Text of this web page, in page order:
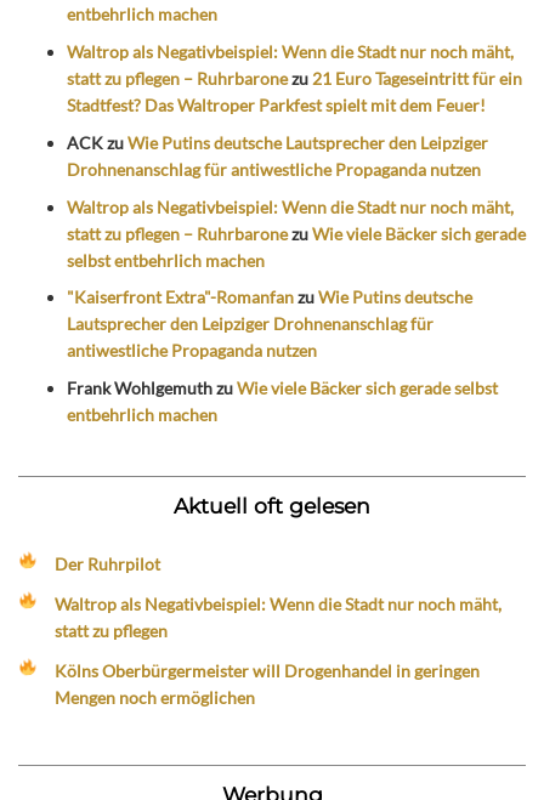
entbehrlich machen
Waltrop als Negativbeispiel: Wenn die Stadt nur noch mäht,
statt zu pflegen – Ruhrbaronezu 21 Euro Tageseintritt für ein
Stadtfest? Das Waltroper Parkfest spielt mit dem Feuer!
ACKzuWie Putins deutsche Lautsprecher den Leipziger
Drohnenanschlag für antiwestliche Propaganda nutzen
Waltrop als Negativbeispiel: Wenn die Stadt nur noch mäht,
statt zu pflegen – RuhrbaronezuWie viele Bäcker sich gerade
selbst entbehrlich machen
"Kaiserfront Extra"-RomanfanzuWie Putins deutsche
Lautsprecher den Leipziger Drohnenanschlag für
antiwestliche Propaganda nutzen
Frank WohlgemuthzuWie viele Bäcker sich gerade selbst
entbehrlich machen
Aktuell oft gelesen
Der Ruhrpilot
Waltrop als Negativbeispiel: Wenn die Stadt nur noch mäht,
statt zu pflegen
Kölns Oberbürgermeister will Drogenhandel in geringen
Mengen noch ermöglichen